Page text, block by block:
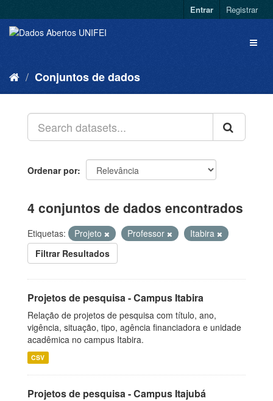
Entrar Registrar
Conjuntos de dados
Ordenar por
4 conjuntos de dados encontrados
Etiquetas: Projeto Professor
Itabira
Filtrar Resultados
Projetos de pesquisa - Campus Itabira
Relação de projetos de pesquisa com título, ano,
vigência, situação, tipo, agência financiadora e unidade
acadêmica no campus Itabira.
CSV
Projetos de pesquisa - Campus Itajubá